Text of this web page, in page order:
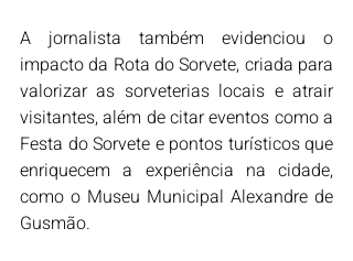
A jornalista também evidenciou o
impacto da Rota do Sorvete, criada para
valorizar as sorveterias locais e atrair
visitantes, além de citar eventos como a
Festa do Sorvete e pontos turísticos que
enriquecem a experiência na cidade,
como o Museu Municipal Alexandre de
Gusmão.